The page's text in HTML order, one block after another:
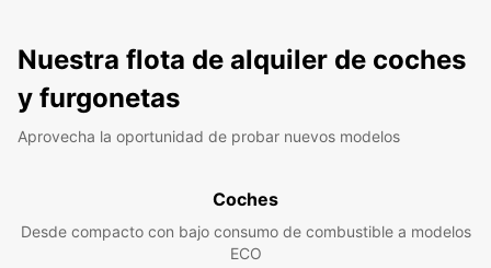
Nuestra flota de alquiler de coches
y furgonetas
Aprovecha la oportunidad de probar nuevos modelos
Coches
Desde compacto con bajo consumo de combustible a modelos
ECO